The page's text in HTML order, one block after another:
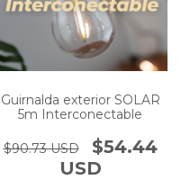
Guirnalda exterior SOLAR
5m Interconectable
$90.73 USD
$54.44
USD